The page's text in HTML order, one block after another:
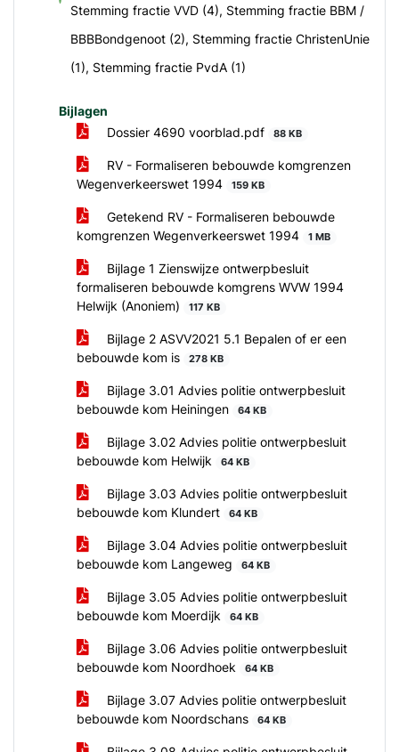
voor
Stemming fractie VVD (4), Stemming fractie BBM /
BBBBondgenoot (2), Stemming fractie ChristenUnie
(1), Stemming fractie PvdA (1)
Bijlagen
Dossier 4690 voorblad.pdf
88 KB
RV - Formaliseren bebouwde komgrenzen
Wegenverkeerswet 1994
159 KB
Getekend RV - Formaliseren bebouwde
komgrenzen Wegenverkeerswet 1994
1 MB
Bijlage 1 Zienswijze ontwerpbesluit
formaliseren bebouwde komgrens WVW 1994
Helwijk (Anoniem)
117 KB
Bijlage 2 ASVV2021 5.1 Bepalen of er een
bebouwde kom is
278 KB
Bijlage 3.01 Advies politie ontwerpbesluit
bebouwde kom Heiningen
64 KB
Bijlage 3.02 Advies politie ontwerpbesluit
bebouwde kom Helwijk
64 KB
Bijlage 3.03 Advies politie ontwerpbesluit
bebouwde kom Klundert
64 KB
Bijlage 3.04 Advies politie ontwerpbesluit
bebouwde kom Langeweg
64 KB
Bijlage 3.05 Advies politie ontwerpbesluit
bebouwde kom Moerdijk
64 KB
Bijlage 3.06 Advies politie ontwerpbesluit
bebouwde kom Noordhoek
64 KB
Bijlage 3.07 Advies politie ontwerpbesluit
bebouwde kom Noordschans
64 KB